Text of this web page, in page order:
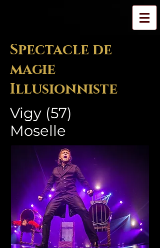
Spectacle de
magie
Illusionniste
Vigy (57)
Moselle